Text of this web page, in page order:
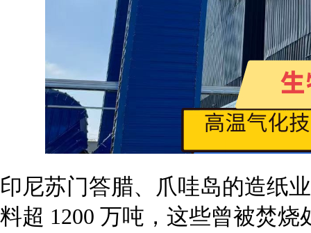
印尼苏门答腊、爪哇岛的造纸
料超 1200 万吨，这些曾被焚